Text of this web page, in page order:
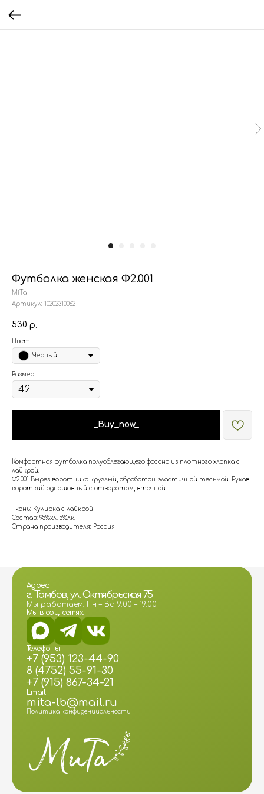
Футболка женская Ф2.001
MiTa
Артикул:
10202310062
530 р.
Цвет
Черный
Размер
_Buy_now_
Комфортная футболка полуоблегающего фасона из плотного хлопка с
лайкрой.
Ф2.001 Вырез воротника круглый, обработан эластичной тесьмой. Рукав
короткий одношовный с отворотом, втачной.
Ткань: Кулирка с лайкрой
Состав: 95%хл. 5%лк.
Страна производителя: Россия
Адрес:
г. Тамбов, ул. Октябрьская 75
Мы работаем: Пн – Вс: 9:00 – 19:00
Мы в соц. сетях:
Телефоны:
+7 (953) 123-44-90
8 (4752) 55-91-30
+7 (915) 867-34-21
Email:
mita-lb@mail.ru
Политика конфиденциальности